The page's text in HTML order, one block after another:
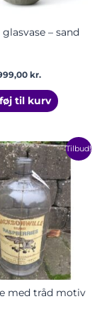
– sand
kr.
til kurv
Tilbud!
med tråd motiv
Den
oprindelige
pris
var:
225,00 kr..
Den
aktuelle
pris
er:
168,75